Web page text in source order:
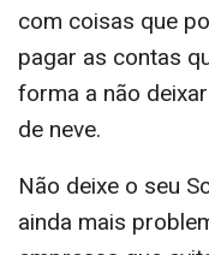
com coisas que
pagar as contas
forma a não
de neve.
Não deixe o seu
ainda mais